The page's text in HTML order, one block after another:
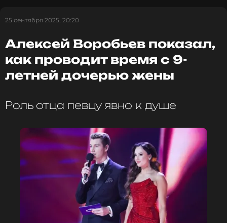
Напомним, что Алексей долгое время скрывал
25 сентября 2025, 20:20
Алексей Воробьев показал,
как проводит время с 9-
летней дочерью жены
Роль отца певцу явно к душе